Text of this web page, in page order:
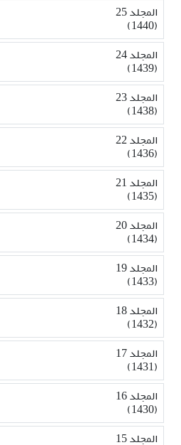
المجلد 25
(1440)
المجلد 24
(1439)
المجلد 23
(1438)
المجلد 22
(1436)
المجلد 21
(1435)
المجلد 20
(1434)
المجلد 19
(1433)
المجلد 18
(1432)
المجلد 17
(1431)
المجلد 16
(1430)
المجلد 15